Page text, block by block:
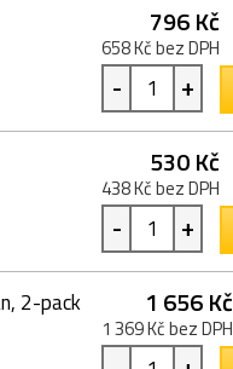
796 Kč
658 Kč bez DPH
- +
530 Kč
438 Kč bez DPH
- +
2-pack 1 656 Kč
1 369 Kč bez DPH